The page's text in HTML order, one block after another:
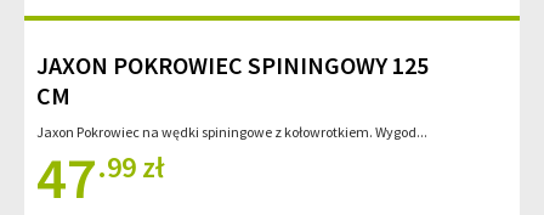
JAXON POKROWIEC SPININGOWY 125
CM
Jaxon Pokrowiec na wędki spiningowe z kołowrotkiem. Wygod...
47.99 zł